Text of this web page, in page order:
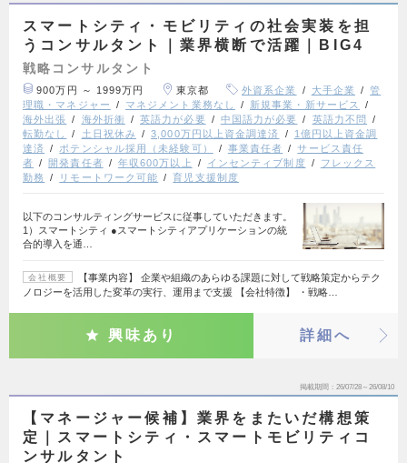
スマートシティ・モビリティの社会実装を担
うコンサルタント｜業界横断で活躍｜BIG4
戦略コンサルタント
900万円 ～ 1999万円 東京都 外資系企業 大手企業
管
理職・マネジャー
マネジメント業務なし
新規事業・新サービス
海外出張
海外折衝 英語力が必要 中国語力が必要
英語力不問
転勤なし
土日祝休み 3,000万円以上資金調達済
1億円以上資金調
達済
ポテンシャル採用（未経験可） 事業責任者
サービス責任
者
開発責任者 年収600万以上 インセンティブ制度
フレックス
勤務
リモートワーク可能 育児支援制度
以下のコンサルティングサービスに従事していただきます。
1）スマートシティ ●スマートシティアプリケーションの統
合的導入を通…
会社概要
【事業内容】 企業や組織のあらゆる課題に対して戦略策定からテク
ノロジーを活用した変革の実行、運用まで支援 【会社特徴】 ・戦略…
興味あり 詳細へ
掲載期間 26/07/28～26/08/10
【マネージャー候補】業界をまたいだ構想策
定｜スマートシティ・スマートモビリティコ
ンサルタント